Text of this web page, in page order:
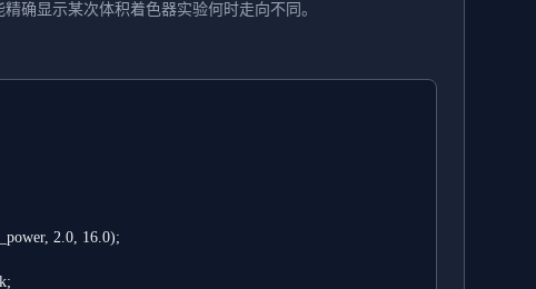
确显示某次体积着色器实验何时走向不同。